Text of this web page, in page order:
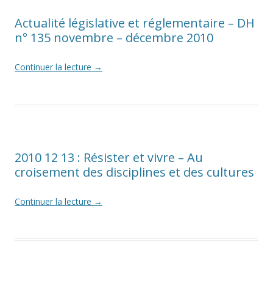
Actualité législative et réglementaire – DH
n° 135 novembre – décembre 2010
Continuer la lecture →
2010 12 13 : Résister et vivre – Au
croisement des disciplines et des cultures
Continuer la lecture →